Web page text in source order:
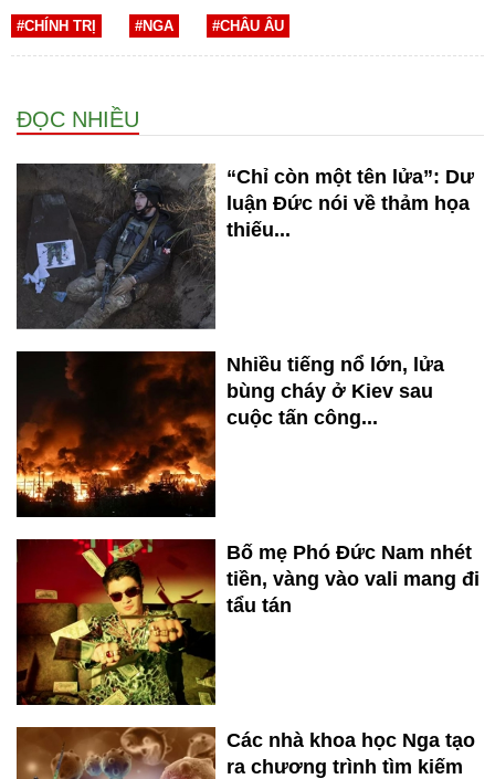
#CHÍNH TRỊ #NGA #CHÂU ÂU
ĐỌC NHIỀU
“Chỉ còn một tên lửa”: Dư
luận Đức nói về thảm họa
thiếu...
Nhiều tiếng nổ lớn, lửa
bùng cháy ở Kiev sau
cuộc tấn công...
Bố mẹ Phó Đức Nam nhét
tiền, vàng vào vali mang đi
tẩu tán
Các nhà khoa học Nga tạo
ra chương trình tìm kiếm